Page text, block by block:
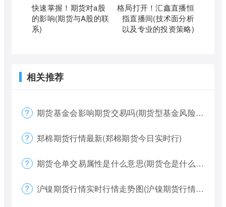
快速掌握！期货对a股
的影响(期货与A股的联
系)
格局打开！汇鑫直播恒
指直播间(技术面分析
以及专业的投资策略)
相关推荐
期货基金会影响期货交易吗(期货型基金风险大吗)
郑棉期货行情最新(郑棉期货今日实时行)
期货仓单交易属性是什么意思(期货仓是什么意思)
沪镍期货行情实时行情走势图(沪镍期货行情价格)